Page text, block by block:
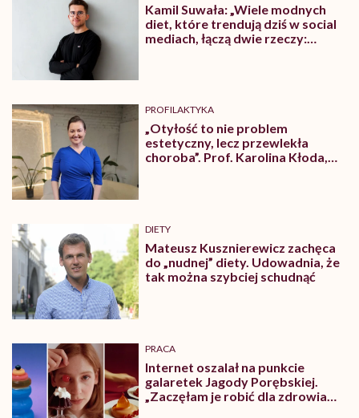
Kamil Suwała: „Wiele modnych
diet, które trendują dziś w social
mediach, łączą dwie rzeczy:
PROFILAKTYKA
„Otyłość to nie problem
estetyczny, lecz przewlekła
choroba”. Prof. Karolina Kłoda,
DIETY
Mateusz Kusznierewicz zachęca
do „nudnej” diety. Udowadnia, że
tak można szybciej schudnąć
PRACA
Internet oszalał na punkcie
galaretek Jagody Porębskiej.
„Zaczęłam je robić dla zdrowia